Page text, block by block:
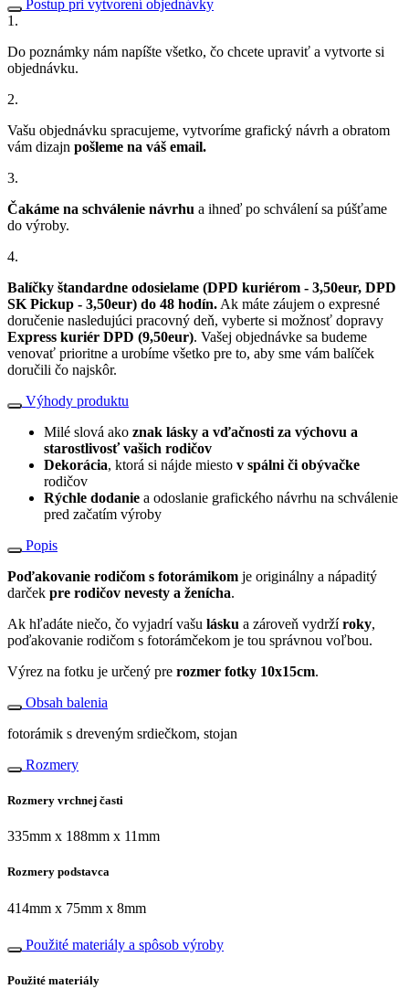
Postup pri vytvorení objednávky
1.
Do poznámky nám napíšte všetko, čo chcete upraviť a vytvorte si
objednávku.
2.
Vašu objednávku spracujeme, vytvoríme grafický návrh a obratom
vám dizajn pošleme na váš email.
3.
Čakáme na schválenie návrhu a ihneď po schválení sa púšťame
do výroby.
4.
Balíčky štandardne odosielame (DPD kuriérom - 3,50eur, DPD
SK Pickup - 3,50eur) do 48 hodín. Ak máte záujem o expresné
doručenie nasledujúci pracovný deň, vyberte si možnosť dopravy
Express kuriér DPD (9,50eur). Vašej objednávke sa budeme
venovať prioritne a urobíme všetko pre to, aby sme vám balíček
doručili čo najskôr.
Výhody produktu
Milé slová ako znak lásky a vďačnosti za výchovu a
starostlivosť vašich rodičov
Dekorácia, ktorá si nájde miesto v spálni či obývačke
rodičov
Rýchle dodanie a odoslanie grafického návrhu na schválenie
pred začatím výroby
Popis
Poďakovanie rodičom s fotorámikom je originálny a nápaditý
darček pre rodičov nevesty a ženícha.
Ak hľadáte niečo, čo vyjadrí vašu lásku a zároveň vydržíroky,
poďakovanie rodičom s fotorámčekom je tou správnou voľbou.
Výrez na fotku je určený pre rozmer fotky 10x15cm.
Obsah balenia
fotorámik s dreveným srdiečkom, stojan
Rozmery
Rozmery vrchnej časti
335mm x 188mm x 11mm
Rozmery podstavca
414mm x 75mm x 8mm
Použité materiály a spôsob výroby
Použité materiály